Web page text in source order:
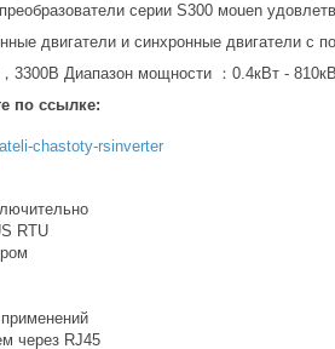
серии S300 моuen
двигатели и синхронные двигатели с
3300В Диапазон мощности ：0.4кВт -
по ссылке:
chastoty-rsinverter
RTU
через RJ45